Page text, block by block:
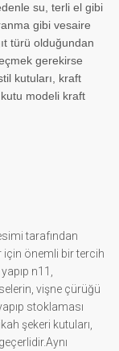
su, terli el gibi
gibi vesaire
türü olduğundan
gerekirse
kutuları, kraft
modeli kraft
tarafından
için önemli bir tercih
n11,
vişne çürüğü
stoklaması
şekeri kutuları,